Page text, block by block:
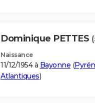
Dominique PETTES
Naissance
11/12/1954 à Bayonne (
Atlantiques)